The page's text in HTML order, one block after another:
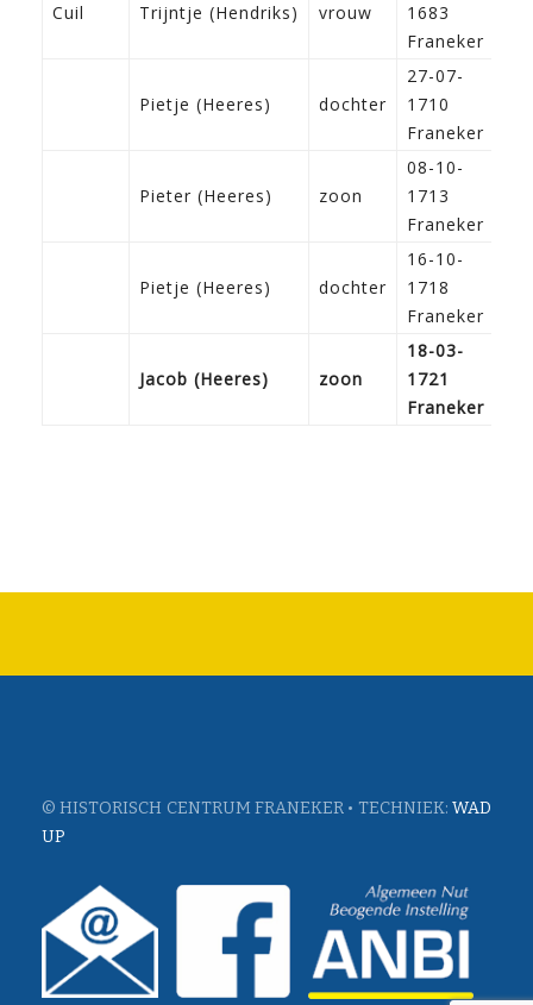
Cuil Trijntje (Hendriks) vrouw
1683
Franeker
Pietje (Heeres) dochter
27-07-
1710
Franeker
Pieter (Heeres) zoon
08-10-
1713
Franeker
Pietje (Heeres) dochter
16-10-
1718
Franeker
Jacob (Heeres) zoon
18-03-
1721
Franeker
© HISTORISCH CENTRUM FRANEKER • TECHNIEK: WAD
UP